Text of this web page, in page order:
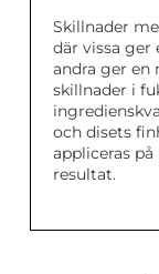
Skillnader
där vissa ger
andra ger en
skillnader i
och disets
appliceras
resultat.